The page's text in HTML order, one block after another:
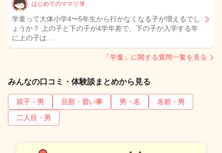
はじめてのママリ🔰
学童って大体小学4〜5年生から行かなくなる子が増えるでし
ょうか？ 上の子と下の子が4学年差で、下の子が入学する年
に上の子は…
「学童」に関する質問一覧を見る
みんなの口コミ・体験談まとめから見る
双子・男 旦那・習い事 男・名
名前・男
二人目・男